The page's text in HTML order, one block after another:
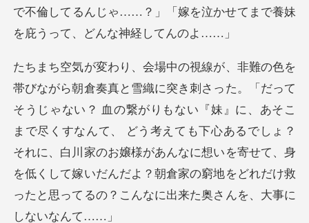
で不倫してるんじゃ……
がりもない『妹』に、あそこ
まで尽くすなんて、 どう考えても下心あるでしょ？
それに、白川家のお嬢様があんなに想いを寄せ